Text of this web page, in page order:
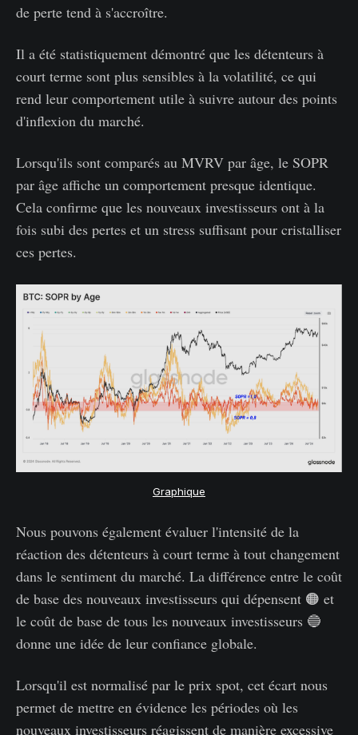
de perte tend à s'accroître.
Il a été statistiquement démontré que les détenteurs à
court terme sont plus sensibles à la volatilité, ce qui
rend leur comportement utile à suivre autour des points
d'inflexion du marché.
Lorsqu'ils sont comparés au MVRV par âge, le SOPR
par âge affiche un comportement presque identique.
Cela confirme que les nouveaux investisseurs ont à la
fois subi des pertes et un stress suffisant pour cristalliser
ces pertes.
Graphique
Nous pouvons également évaluer l'intensité de la
réaction des détenteurs à court terme à tout changement
dans le sentiment du marché. La différence entre le coût
de base des nouveaux investisseurs qui dépensent 🟠 et
le coût de base de tous les nouveaux investisseurs 🔵
donne une idée de leur confiance globale.
Lorsqu'il est normalisé par le prix spot, cet écart nous
permet de mettre en évidence les périodes où les
nouveaux investisseurs réagissent de manière excessive